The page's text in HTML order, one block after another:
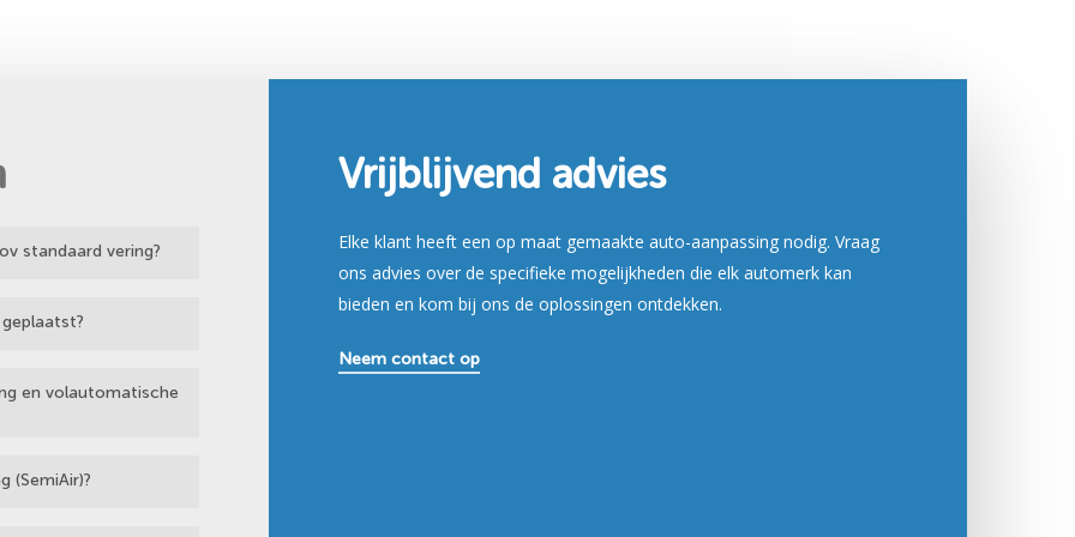
standaard vering?
toestand rondrijdt
zodat u bvb
meeste pick-ups,
van luchtvering?
en volautomatische
(SemiAir)?
Vrijblijvend advies
Elke klant heeft een op maat gemaakte auto-aanpassing nodig. Vraag
ons advies over de specifieke mogelijkheden die elk automerk kan
bieden en kom bij ons de oplossingen ontdekken.
Neem contact op